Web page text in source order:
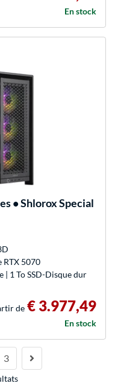
En stock
• Shlorox Special
RTX 5070
1 To SSD-Disque dur
de € 3.977,49
En stock
3